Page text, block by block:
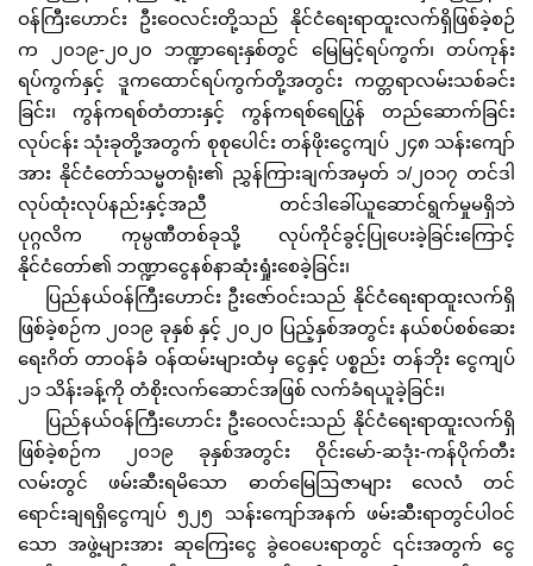
ဝန်ကြီးဟောင်း ဦးဝေလင်းတို့သည် နိုင်ငံရေးရာထူးလက်ရှိဖြစ်ခဲ့စဉ်
က ၂၀၁၉-၂၀၂၀ ဘဏ္ဍာရေးနှစ်တွင် မြေမြင့်ရပ်ကွက်၊ တပ်ကုန်း
ရပ်ကွက်နှင့် ဒူကထောင်ရပ်ကွက်တို့အတွင်း ကတ္တရာလမ်းသစ်ခင်း
ခြင်း၊ ကွန်ကရစ်တံတားနှင့် ကွန်ကရစ်ရေပြွန် တည်ဆောက်ခြင်း
လုပ်ငန်း သုံးခုတို့အတွက် စုစုပေါင်း တန်ဖိုးငွေကျပ် ၂၄၈ သန်းကျော်
အား နိုင်ငံတော်သမ္မတရုံး၏ ညွှန်ကြားချက်အမှတ် ၁/၂၀၁၇ တင်ဒါ
လုပ်ထုံးလုပ်နည်းနှင့်အညီ တင်ဒါခေါ်ယူဆောင်ရွက်မှုမရှိဘဲ
ပုဂ္ဂလိက ကုမ္ပဏီတစ်ခုသို့ လုပ်ကိုင်ခွင့်ပြုပေးခဲ့ခြင်းကြောင့်
နိုင်ငံတော်၏ ဘဏ္ဍာငွေနစ်နာဆုံးရှုံးစေခဲ့ခြင်း၊
ပြည်နယ်ဝန်ကြီးဟောင်း ဦးဇော်ဝင်းသည် နိုင်ငံရေးရာထူးလက်ရှိ
ဖြစ်ခဲ့စဉ်က ၂၀၁၉ ခုနှစ် နှင့် ၂၀၂၀ ပြည့်နှစ်အတွင်း နယ်စပ်စစ်ဆေး
ရေးဂိတ် တာဝန်ခံ ဝန်ထမ်းများထံမှ ငွေနှင့် ပစ္စည်း တန်ဘိုး ငွေကျပ်
၂၁ သိန်းခန့်ကို တံစိုးလက်ဆောင်အဖြစ် လက်ခံရယူခဲ့ခြင်း၊
ပြည်နယ်ဝန်ကြီးဟောင်း ဦးဝေလင်းသည် နိုင်ငံရေးရာထူးလက်ရှိ
ဖြစ်ခဲ့စဉ်က ၂၀၁၉ ခုနှစ်အတွင်း ဝိုင်းမော်-ဆဒုံး-ကန်ပိုက်တီး
လမ်းတွင် ဖမ်းဆီးရမိသော ဓာတ်မြေဩဇာများ လေလံ တင်
ရောင်းချရရှိငွေကျပ် ၅၂၅ သန်းကျော်အနက် ဖမ်းဆီးရာတွင်ပါဝင်
သော အဖွဲ့များအား ဆုကြေးငွေ ခွဲဝေပေးရာတွင် ၎င်းအတွက် ငွေ